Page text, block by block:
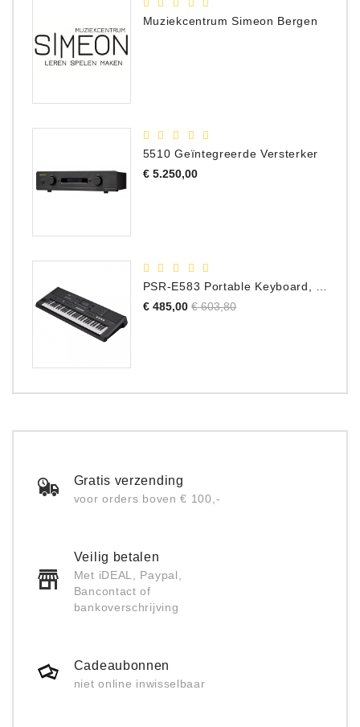
Muziekcentrum Simeon Bergen
5510 Geïntegreerde Versterker
€ 5.250,00Prijs
€ 485,00 Normale
€ 603,80Prijs
Gratis verzending
voor orders boven € 100,-
Veilig betalen
Met iDEAL, Paypal,
Bancontact of
bankoverschrijving
Cadeaubonnen
niet online inwisselbaar